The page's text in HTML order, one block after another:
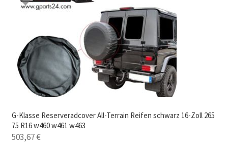
G-Klasse Reserveradcover All-Terrain Reifen schwarz 16-Zoll 265
75 R16 w460 w461 w463
503,67€